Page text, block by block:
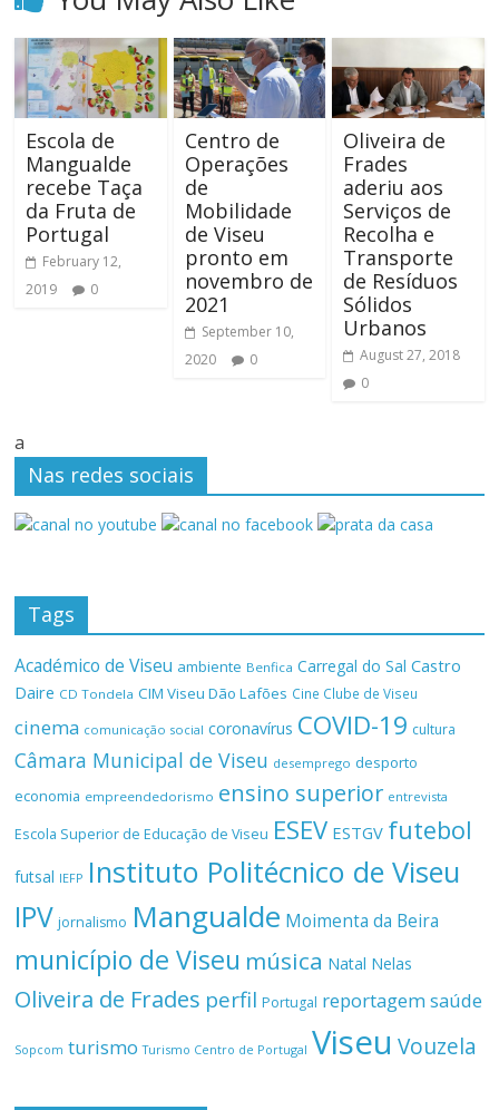
Escola de
Mangualde
recebe Taça
da Fruta de
Portugal
February 12,
2019
0
Centro de
Operações
de
Mobilidade
de Viseu
pronto em
novembro de
2021
September 10,
2020
0
Oliveira de
Frades
aderiu aos
Serviços de
Recolha e
Transporte
de Resíduos
Sólidos
Urbanos
August 27, 2018
0
a
Nas redes sociais
Tags
Académico de Viseu ambiente Benfica Carregal do Sal Castro
Daire CD Tondela CIM Viseu Dão Lafões Cine Clube de Viseu
cinema comunicação social coronavírus COVID-19 cultura
Câmara Municipal de Viseu desemprego desporto
economia empreendedorismo ensino superior entrevista
Escola Superior de Educação de Viseu ESEV ESTGV futebol
futsal IEFP Instituto Politécnico de Viseu
IPV jornalismo Mangualde Moimenta da Beira
município de Viseu música Natal Nelas
Oliveira de Frades perfil Portugal reportagemsaúde
Sopcom turismo Turismo Centro de Portugal Viseu Vouzela